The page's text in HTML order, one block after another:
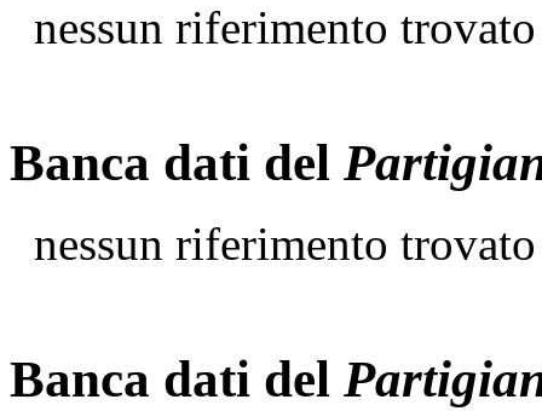
nessun riferimento trovato
Banca dati del
nessun riferimento trovato
Banca dati del